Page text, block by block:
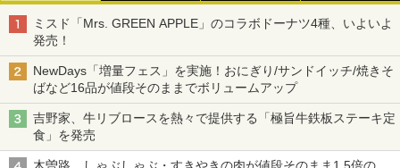
ミスド「Mrs. GREEN APPLE」のコラボドーナツ4種、いよいよ
発売！
NewDays「増量フェス」を実施！おにぎり/サンドイッチ/焼きそ
ばなど16品が値段そのままでボリュームアップ
吉野家、牛リブロースを熱々で提供する「極旨牛鉄板ステーキ定
食」を発売